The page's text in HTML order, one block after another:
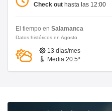
Check out hasta las 12:00
El tiempo en Salamanca
Datos históricos en Agosto
13 días/mes
Media 20.5º